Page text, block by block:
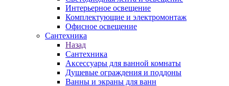
Интерьерное освещение
Комплектующие и электромонтаж
Офисное освещение
Сантехника
Назад
Сантехника
Аксессуары для ванной комнаты
Душевые ограждения и поддоны
Ванны и экраны для ванн